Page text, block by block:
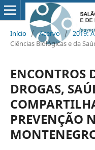
Início / Acervo / 2019:
Ciências Biológicas e da
ENCONTROS
DROGAS,
PREVENÇÃO